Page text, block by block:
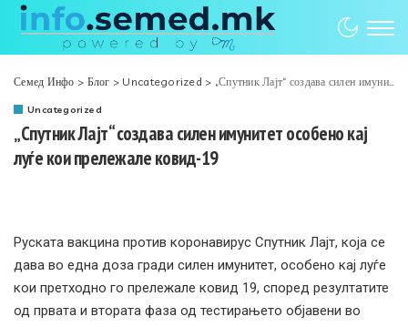
Семед Инфо > Блог > Uncategorized > „Спутник Лајт“ создава силен имунитет особено кај луѓе кои прележале ковид-19
Uncategorized
„Спутник Лајт“ создава силен имунитет особено кај
луѓе кои прележале ковид-19
Руската вакцина против коронавирус Спутник Лајт, која се
дава во една доза гради силен имунитет, особено кај луѓе
кои претходно го прележале ковид 19, според резултатите
од првата и втората фаза од тестирањето објавени во